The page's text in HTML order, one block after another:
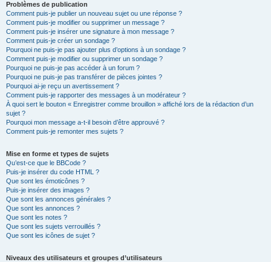
Problèmes de publication
Comment puis-je publier un nouveau sujet ou une réponse ?
Comment puis-je modifier ou supprimer un message ?
Comment puis-je insérer une signature à mon message ?
Comment puis-je créer un sondage ?
Pourquoi ne puis-je pas ajouter plus d’options à un sondage ?
Comment puis-je modifier ou supprimer un sondage ?
Pourquoi ne puis-je pas accéder à un forum ?
Pourquoi ne puis-je pas transférer de pièces jointes ?
Pourquoi ai-je reçu un avertissement ?
Comment puis-je rapporter des messages à un modérateur ?
À quoi sert le bouton « Enregistrer comme brouillon » affiché lors de la rédaction d’un
sujet ?
Pourquoi mon message a-t-il besoin d’être approuvé ?
Comment puis-je remonter mes sujets ?
Mise en forme et types de sujets
Qu’est-ce que le BBCode ?
Puis-je insérer du code HTML ?
Que sont les émoticônes ?
Puis-je insérer des images ?
Que sont les annonces générales ?
Que sont les annonces ?
Que sont les notes ?
Que sont les sujets verrouillés ?
Que sont les icônes de sujet ?
Niveaux des utilisateurs et groupes d’utilisateurs